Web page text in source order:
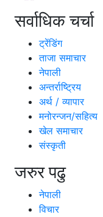
सर्वाधिक चर्चा
ट्रेंडिंग
ताजा समाचार
नेपाली
अन्तर्राष्ट्रिय
अर्थ / व्यापार
मनोरन्जन/सहित्य
खेल समाचार
संस्कृती
जरुर पढु
नेपाली
विचार